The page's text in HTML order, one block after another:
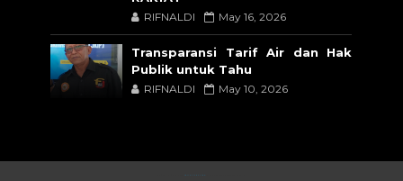
RIFNALDI May 16, 2026
Transparansi Tarif Air dan Hak
Publik untuk Tahu
RIFNALDI May 10, 2026